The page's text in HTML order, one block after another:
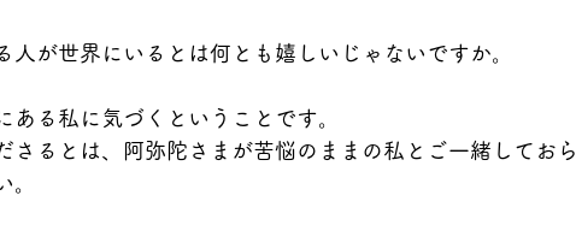
が世界にいるとは何とも嬉しいじゃないですか。
ある私に気づくということです。
さるとは、阿弥陀さまが苦悩のままの私とご一緒しておら
。